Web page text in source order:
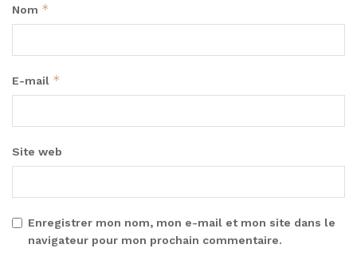
Nom *
E-mail *
Site web
Enregistrer mon nom, mon e-mail et mon site dans le
navigateur pour mon prochain commentaire.